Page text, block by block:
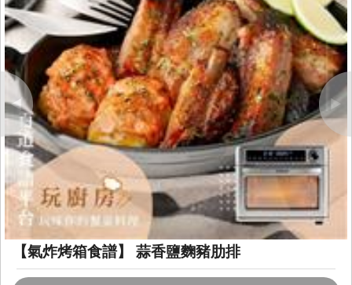
【氣炸烤箱食譜】 蒜香鹽麴豬肋排
Previous Next